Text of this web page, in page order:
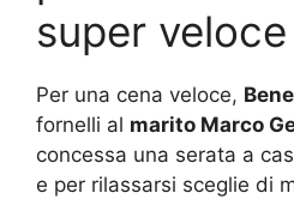
super veloce
Per una cena veloce,
fornelli al marito Marco
concessa una serata a
e per rilassarsi sceglie di